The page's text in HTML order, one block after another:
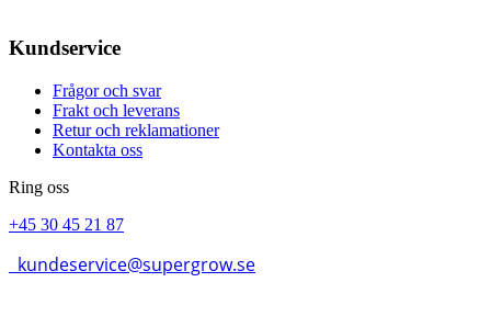
Kundservice
Frågor och svar
Frakt och leverans
Retur och reklamationer
Kontakta oss
Ring oss
+45 30 45 21 87
kundeservice@supergrow.se